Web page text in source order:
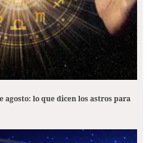
agosto: lo que dicen los astros para